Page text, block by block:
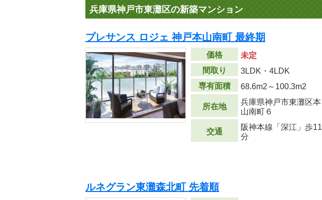
兵庫県神戸市東灘区の新築マンション
プレサンス ロジェ 神戸本山南町 最終期
価格
未定
間取り
3LDK・4LDK
専有面積
68.6m2 ～100.3m2
所在地
兵庫県神戸市東灘区本
山南町６
交通
阪神本線「深江」歩11
分
ルネグラン東灘森北町 先着順